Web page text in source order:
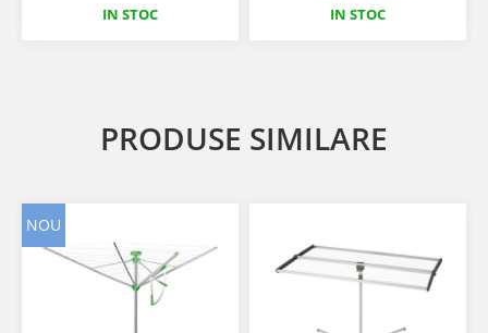
IN STOC IN STOC
PRODUSE SIMILARE
NOU